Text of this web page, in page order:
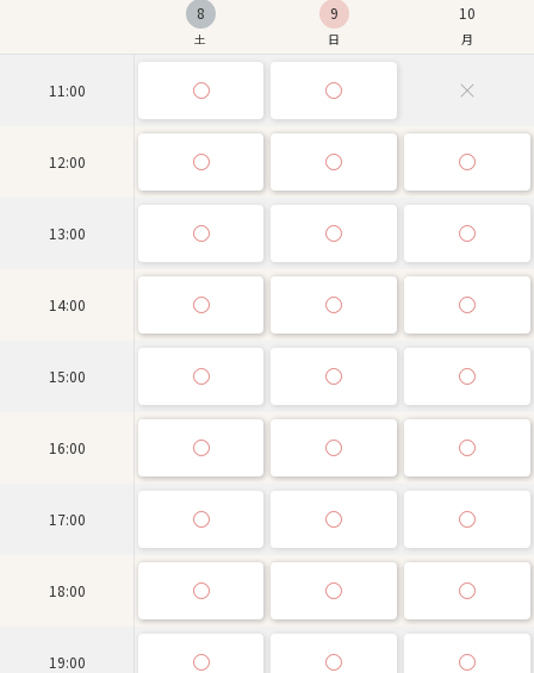
8
土
9
日
10
月
11:00
12:00
13:00
14:00
15:00
16:00
17:00
18:00
19:00